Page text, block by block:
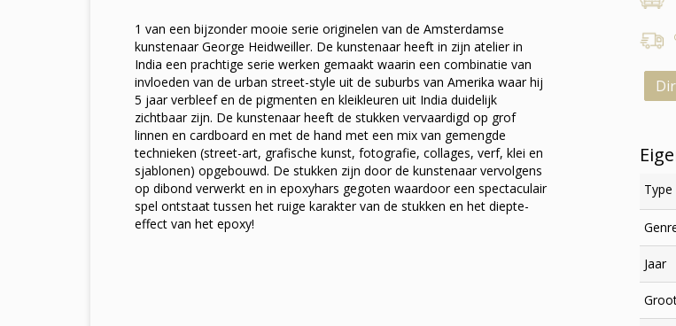
1 van een bijzonder mooie serie originelen van de Amsterdamse
kunstenaar George Heidweiller. De kunstenaar heeft in zijn atelier in
India een prachtige serie werken gemaakt waarin een combinatie van
invloeden van de urban street-style uit de suburbs van Amerika waar hij
5 jaar verbleef en de pigmenten en kleikleuren uit India duidelijk
zichtbaar zijn. De kunstenaar heeft de stukken vervaardigd op grof
linnen en cardboard en met de hand met een mix van gemengde
technieken (street-art, grafische kunst, fotografie, collages, verf, klei en
sjablonen) opgebouwd. De stukken zijn door de kunstenaar vervolgens
op dibond verwerkt en in epoxyhars gegoten waardoor een spectaculair
spel ontstaat tussen het ruige karakter van de stukken en het diepte-
effect van het epoxy!
Type
Jaar